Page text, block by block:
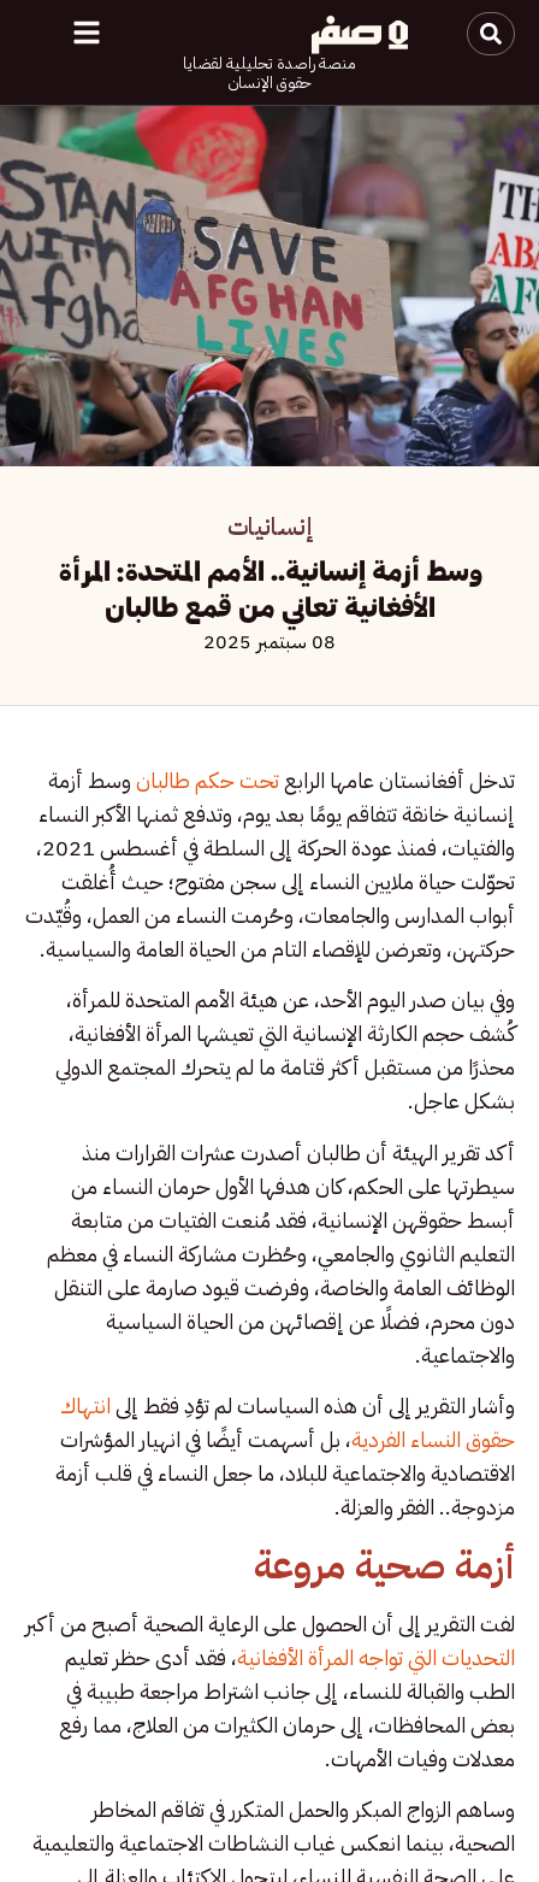
منصة راصدة تحليلية لقضايا
حقوق الإنسان
إنسانيات
وسط أزمة إنسانية.. الأمم المتحدة: المرأة
الأفغانية تعاني من قمع طالبان
08 سبتمبر 2025
تدخل أفغانستان عامها الرابعتحت حكم طالبانوسط أزمة
إنسانية خانقة تتفاقم يومًا بعد يوم، وتدفع ثمنها الأكبر النساء
والفتيات، فمنذ عودة الحركة إلى السلطة في أغسطس 2021،
تحوّلت حياة ملايين النساء إلى سجن مفتوح؛ حيث أُغلقت
أبواب المدارس والجامعات، وحُرمت النساء من العمل، وقُيّدت
حركتهن، وتعرضن للإقصاء التام من الحياة العامة والسياسية.
وفي بيان صدر اليوم الأحد، عن هيئة الأمم المتحدة للمرأة،
كُشف حجم الكارثة الإنسانية التي تعيشها المرأة الأفغانية،
محذرًا من مستقبل أكثر قتامة ما لم يتحرك المجتمع الدولي
بشكل عاجل.
أكد تقرير الهيئة أن طالبان أصدرت عشرات القرارات منذ
سيطرتها على الحكم، كان هدفها الأول حرمان النساء من
أبسط حقوقهن الإنسانية، فقد مُنعت الفتيات من متابعة
التعليم الثانوي والجامعي، وحُظرت مشاركة النساء في معظم
الوظائف العامة والخاصة، وفرضت قيود صارمة على التنقل
دون محرم، فضلًا عن إقصائهن من الحياة السياسية
والاجتماعية.
وأشار التقرير إلى أن هذه السياسات لم تؤدِ فقط إلىانتهاك
حقوق النساء الفردية، بل أسهمت أيضًا في انهيار المؤشرات
الاقتصادية والاجتماعية للبلاد، ما جعل النساء في قلب أزمة
مزدوجة.. الفقر والعزلة.
أزمة صحية مروعة
لفت التقرير إلى أن الحصول على الرعاية الصحية أصبح من أكبر
التحديات التي تواجه المرأة الأفغانية، فقد أدى حظر تعليم
الطب والقبالة للنساء، إلى جانب اشتراط مراجعة طبيبة في
بعض المحافظات، إلى حرمان الكثيرات من العلاج، مما رفع
معدلات وفيات الأمهات.
وساهم الزواج المبكر والحمل المتكرر في تفاقم المخاطر
الصحية، بينما انعكس غياب النشاطات الاجتماعية والتعليمية